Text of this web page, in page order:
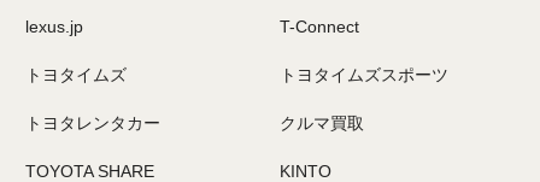
lexus.jp T-Connect
トヨタイムズ トヨタイムズスポーツ
トヨタレンタカー クルマ買取
TOYOTA SHARE KINTO